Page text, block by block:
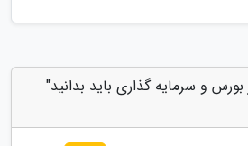
بورس و سرمایه گذاری باید بدانید"